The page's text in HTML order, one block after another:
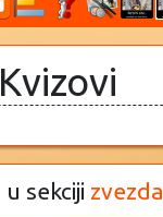
sekciji zvezda